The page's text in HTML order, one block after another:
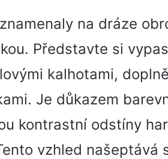
na dráze
Představte si
kalhotami,
Je důkazem
kontrastní odstíny
vzhled našeptává